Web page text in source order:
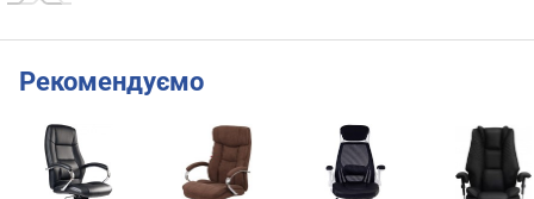
Рекомендуємо